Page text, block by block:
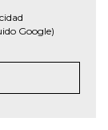
Google)